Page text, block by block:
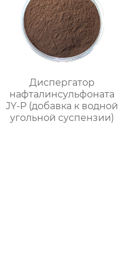
Диспергатор
нафталинсульфоната
JY-P (добавка к водной
угольной суспензии)